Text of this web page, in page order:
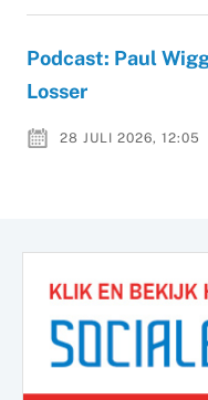
Podcast: Paul
Losser
28 JULI 2026, 12:05